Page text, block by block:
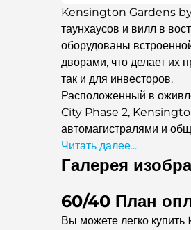
Kensington Gardens
таунхаусов и вилл в
оборудованы
дворами, что делает их
так и для инвесторов.
Расположенный в
City Phase 2,
автомагистралями и
Читать далее...
Галерея
60/40 План
Вы можете легко